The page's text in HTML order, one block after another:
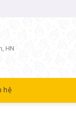
HN
hệ